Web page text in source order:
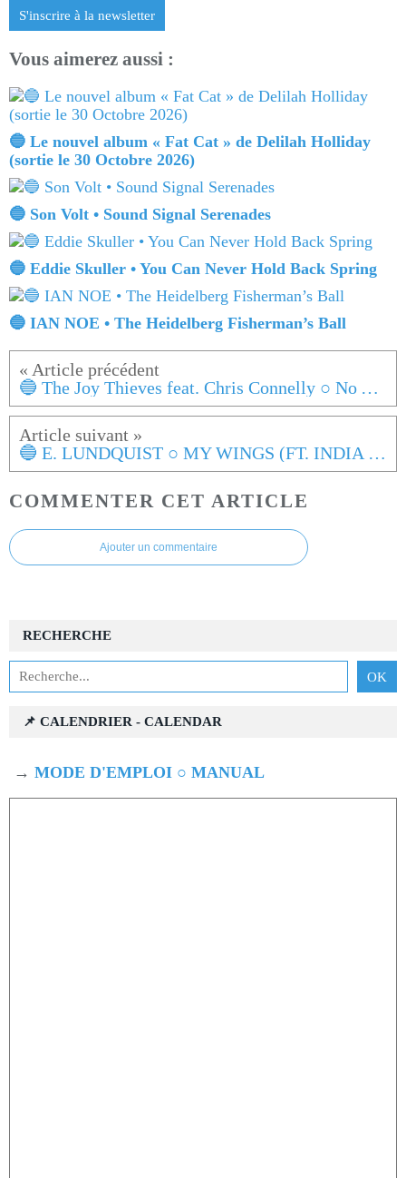
S'inscrire à la newsletter
Vous aimerez aussi :
🔵 Le nouvel album « Fat Cat » de Delilah Holliday
(sortie le 30 Octobre 2026)
🔵 Son Volt • Sound Signal Serenades
🔵 Eddie Skuller • You Can Never Hold Back Spring
🔵 IAN NOE • The Heidelberg Fisherman’s Ball
🔵 The Joy Thieves feat. Chris Connelly ○ No Anchor
🔵 E. LUNDQUIST ○ MY WINGS (FT. INDIA BLUE)
COMMENTER CET ARTICLE
Ajouter un commentaire
RECHERCHE
📌 CALENDRIER - CALENDAR
→ MODE D'EMPLOI ○ MANUAL